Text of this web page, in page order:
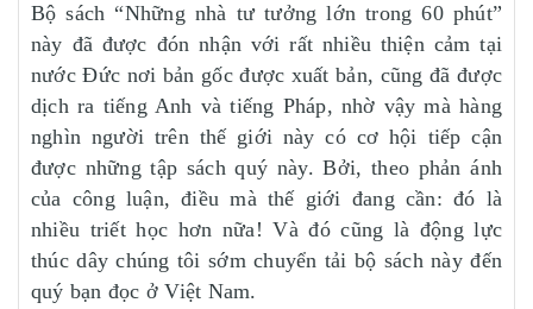
Bộ sách “Những nhà tư tưởng lớn trong 60 phút”
này đã được đón nhận với rất nhiều thiện cảm tại
nước Đức nơi bản gốc được xuất bản, cũng đã được
dịch ra tiếng Anh và tiếng Pháp, nhờ vậy mà hàng
nghìn người trên thế giới này có cơ hội tiếp cận
được những tập sách quý này. Bởi, theo phản ánh
của công luận, điều mà thế giới đang cần: đó là
nhiều triết học hơn nữa! Và đó cũng là động lực
thúc dây chúng tôi sớm chuyển tải bộ sách này đến
quý bạn đọc ở Việt Nam.